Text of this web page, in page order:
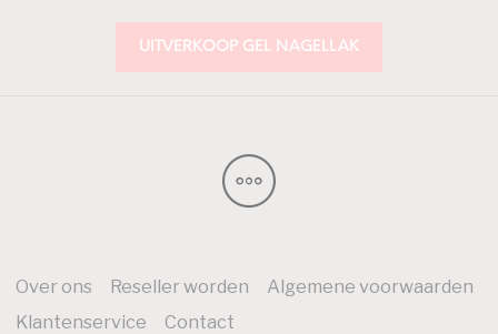
UITVERKOOP GEL NAGELLAK
Over ons Reseller worden
Algemene voorwaarden
Klantenservice
Contact